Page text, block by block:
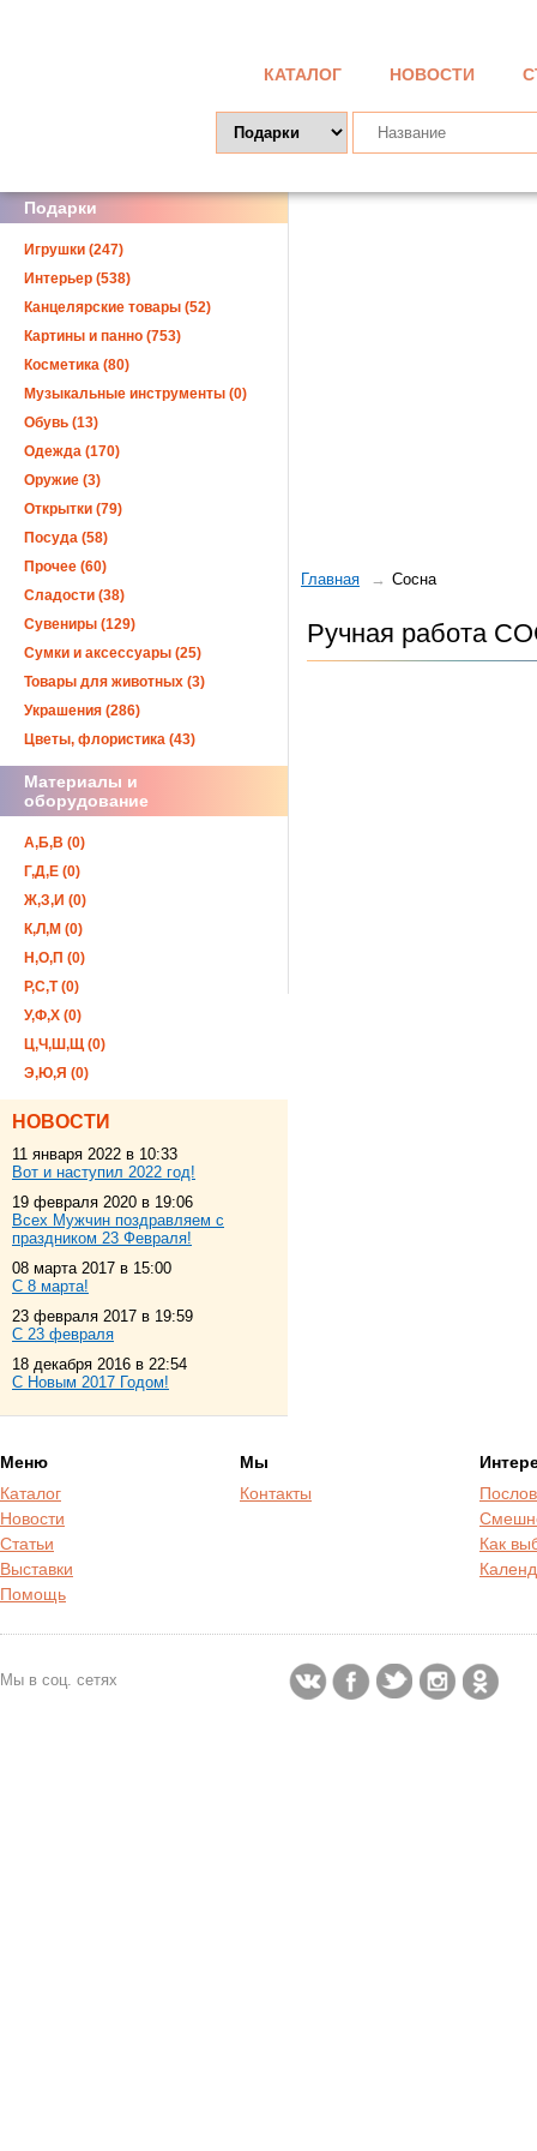
КАТАЛОГ НОВОСТИ
Главная Сосна
Ручная работа
Подарки
Игрушки (247)
Интерьер (538)
Канцелярские товары (52)
Картины и панно (753)
Косметика (80)
Музыкальные инструменты (0)
Обувь (13)
Одежда (170)
Оружие (3)
Открытки (79)
Посуда (58)
Прочее (60)
Сладости (38)
Сувениры (129)
Сумки и аксессуары (25)
Товары для животных (3)
Украшения (286)
Цветы, флористика (43)
Материалы и
оборудование
А,Б,В (0)
Г,Д,Е (0)
Ж,З,И (0)
К,Л,М (0)
Н,О,П (0)
Р,С,Т (0)
У,Ф,Х (0)
Ц,Ч,Ш,Щ (0)
Э,Ю,Я (0)
НОВОСТИ
11 января 2022 в 10:33
Вот и наступил 2022 год!
19 февраля 2020 в 19:06
Всех Мужчин поздравляем с
праздником 23 Февраля!
08 марта 2017 в 15:00
С 8 марта!
23 февраля 2017 в 19:59
С 23 февраля
18 декабря 2016 в 22:54
С Новым 2017 Годом!
Меню
Каталог
Новости
Статьи
Выставки
Помощь
Мы
Контакты
Как
Мы в соц. сетях